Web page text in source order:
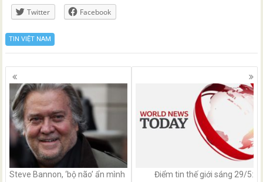
Twitter Facebook
TIN VIỆT NAM
Posts
navigation
Steve Bannon, ‘bộ não’ ẩn mình Điểm tin thế giới sáng 29/5: